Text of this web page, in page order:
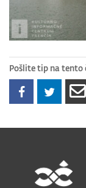
Pošlite tip na